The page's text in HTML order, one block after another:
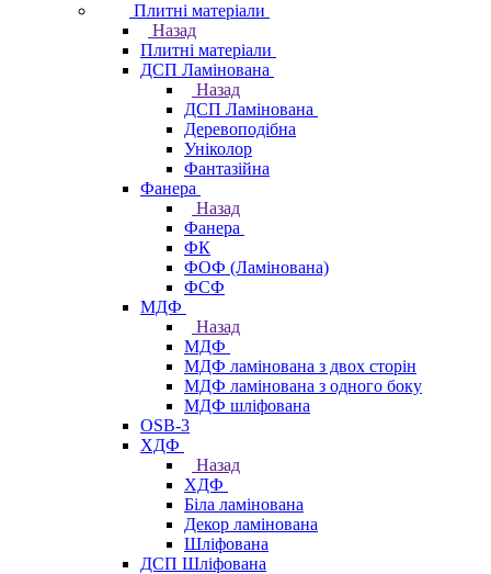
Плитні матеріали
Назад
Плитні матеріали
ДСП Ламінована
Назад
ДСП Ламінована
Деревоподібна
Уніколор
Фантазійна
Фанера
Назад
Фанера
ФК
ФОФ (Ламінована)
ФСФ
МДФ
Назад
МДФ
МДФ ламінована з двох сторін
МДФ ламінована з одного боку
МДФ шліфована
OSB-3
ХДФ
Назад
ХДФ
Біла ламінована
Декор ламінована
Шліфована
ДСП Шліфована